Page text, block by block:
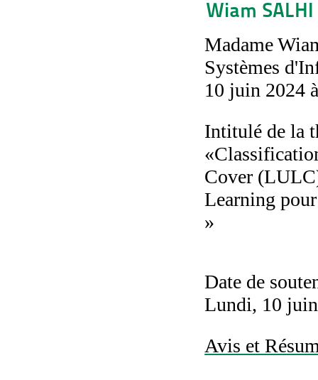
Wiam
Madame
Systèmes
10 juin 2024
Intitulé de la
Cover
Learning pour
»
Date de
Lundi, 10
Avis et